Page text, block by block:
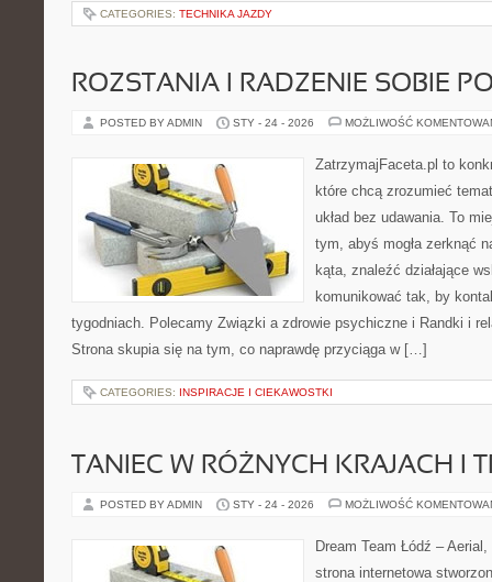
CATEGORIES: TECHNIKA JAZDY
ROZSTANIA I RADZENIE SOBIE
POSTED BY ADMIN STY - 24 - 2026 MOŻLIWOŚĆ
ZatrzymajFaceta.pl to
które chcą zrozumieć
układ bez udawania. To
tym, abyś mogła zerknąć
kąta, znaleźć działające
komunikować tak, by
tygodniach. Polecamy Związki a zdrowie psychiczne i Randki i
Strona skupia się na tym, co naprawdę przyciąga w […]
CATEGORIES: INSPIRACJE I CIEKAWOSTKI
TANIEC W RÓŻNYCH KRAJACH I
POSTED BY ADMIN STY - 24 - 2026 MOŻLIWOŚĆ
Dream Team Łódź –
strona internetowa